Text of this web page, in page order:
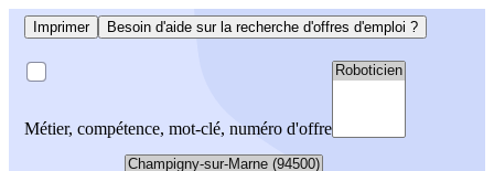
Imprimer Besoin d'aide sur la recherche d'offres d'emploi ?
Métier, compétence, mot-clé, numéro d'offre